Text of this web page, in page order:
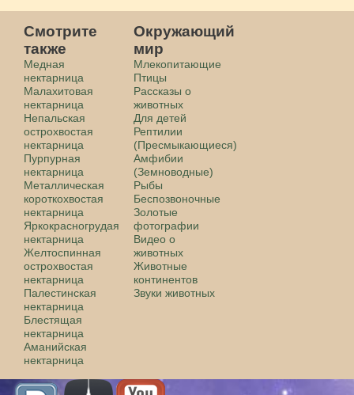
Смотрите
также
Медная
нектарница
Малахитовая
нектарница
Непальская
острохвостая
нектарница
Пурпурная
нектарница
Металлическая
короткохвостая
нектарница
Яркокрасногрудая
нектарница
Желтоспинная
острохвостая
нектарница
Палестинская
нектарница
Блестящая
нектарница
Аманийская
нектарница
Окружающий
мир
Млекопитающие
Птицы
Рассказы о
животных
Для детей
Рептилии
(Пресмыкающиеся)
Амфибии
(Земноводные)
Рыбы
Беспозвоночные
Золотые
фотографии
Видео о
животных
Животные
континентов
Звуки животных